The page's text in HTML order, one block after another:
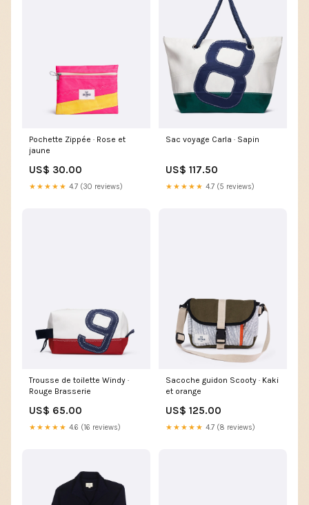
Pochette Zippée · Rose et
jaune
US$ 30.00
★★★★★ 4.7 (30 reviews)
Sac voyage Carla · Sapin
US$ 117.50
★★★★★ 4.7 (5 reviews)
Trousse de toilette Windy ·
Rouge Brasserie
US$ 65.00
★★★★★ 4.6 (16 reviews)
Sacoche guidon Scooty · Kaki
et orange
US$ 125.00
★★★★★ 4.7 (8 reviews)